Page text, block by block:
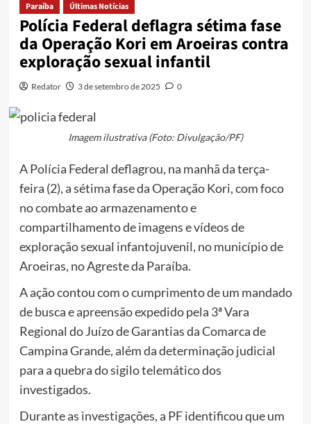
Paraíba Últimas Notícias
Polícia Federal deflagra sétima fase
da Operação Kori em Aroeiras contra
exploração sexual infantil
Redator 3 de setembro de 2025 0
Imagem ilustrativa (Foto: Divulgação/PF)
A Polícia Federal deflagrou, na manhã da terça-
feira (2), a sétima fase da Operação Kori, com foco
no combate ao armazenamento e
compartilhamento de imagens e vídeos de
exploração sexual infantojuvenil, no município de
Aroeiras, no Agreste da Paraíba.
A ação contou com o cumprimento de um mandado
de busca e apreensão expedido pela 3ª Vara
Regional do Juízo de Garantias da Comarca de
Campina Grande, além da determinação judicial
para a quebra do sigilo telemático dos
investigados.
Durante as investigações, a PF identificou que um